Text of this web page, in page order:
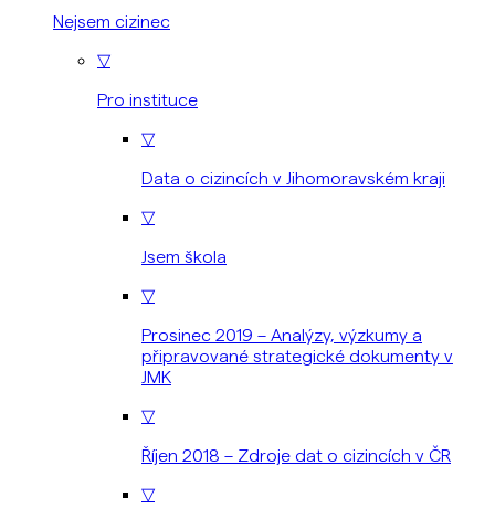
Nejsem cizinec
▽
Pro instituce
▽
Data o cizincích v Jihomoravském kraji
▽
Jsem škola
▽
Prosinec 2019 – Analýzy, výzkumy a
připravované strategické dokumenty v
JMK
▽
Říjen 2018 – Zdroje dat o cizincích v ČR
▽